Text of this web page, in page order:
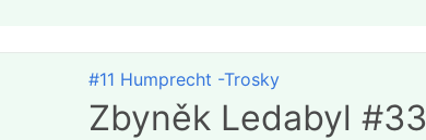
#11 Humprecht -Trosky
Zbyněk Ledabyl #33